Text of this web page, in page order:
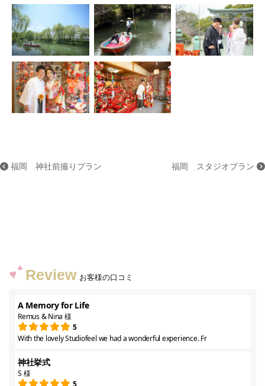
福岡 神社前撮りプラン 福岡 スタジオプラン
Review お客様の口コミ
A Memory for Life
Remus & Nina 様
5
With the lovely Studiofeel we had a wonderful experience. Fr
神社挙式
S 様
5